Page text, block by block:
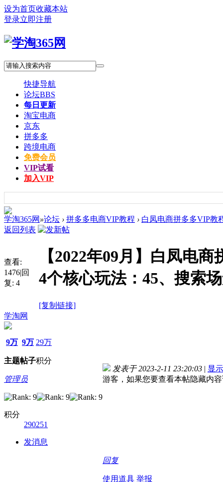
设为首页收藏本站
登录立即注册
快捷导航
论坛BBS
每日更新
淘宝电商
京东
拼多多
跨境电商
免费会员
VIP试看
加入VIP
学淘365网 »论坛 › 拼多多电商VIP教程 › 白凤电商拼多多VIP教
返回列表
查看:
1476|回
复: 4
【2022年09月】白凤电
4个核心玩法：45、搜索
[复制链接]
学淘网
9万
主题
9万
帖子
29万
积分
管理员
积分
290251
发消息
发表于 2023-2-11 23:20:03 | 显
游客，如果您要查看本帖隐藏内
回复
使用道具 举报